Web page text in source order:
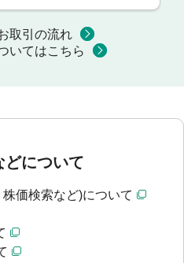
取引の流れ
いてはこちら
どについて
価検索など)について